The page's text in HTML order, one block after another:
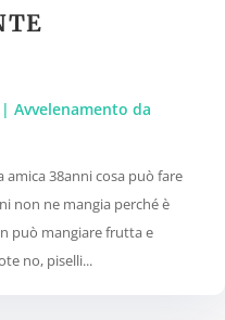
| Avvelenamento da
amica 38anni cosa può fare
non ne mangia perché è
può mangiare frutta e
no, piselli...